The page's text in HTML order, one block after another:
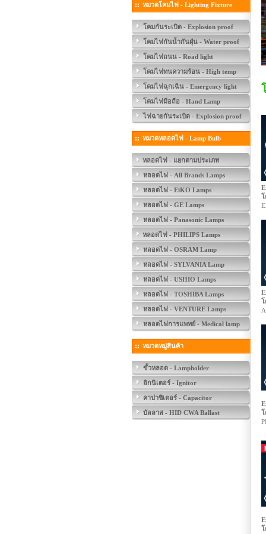
หมวดโคมไฟ - Lighting Fixture
โคมกันระเบิด - Explosion proof
โคมไฟกันน้ำกันฝุ่น - Water proof
โคมไฟถนน - Road light
โคมไฟทนความร้อน - High temp
โคมไฟฉุกเฉิน - Emergency light
โคมไฟมือถือ - Hand Lamp
ไฟฉายกันระเบิด - Explosion proof
หมวดหลอดไฟ - Lamp Bulb
หลอดไฟ - แยกตามประเภท
หลอดไฟ - All Brands Lamps
หลอดไฟ - EiKO Lamps
หลอดไฟ - GE Lamps
หลอดไฟ - Panasonic Lamps
หลอดไฟ - PHILIPS Lamps
หลอดไฟ - OSRAM Lamp
หลอดไฟ - SYLVANIA Lamp
หลอดไฟ - USHIO Lamps
หลอดไฟ - TOSHIBA Lamps
หลอดไฟ - VENTURE Lamps
หลอดไฟการแพทย์ - Medical lamp
หมวดหมู่สินค้า
ขั้วหลอด - Lampholder
อิกนิเตอร์ - Ignitor
คาปาซิเตอร์ - Capacitor
บัลลาส - HID CWA Ballast